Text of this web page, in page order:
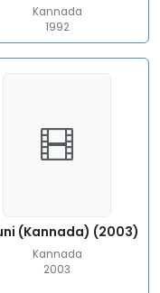
Kannada
1992
(Kannada) (2003)
Kannada
2003